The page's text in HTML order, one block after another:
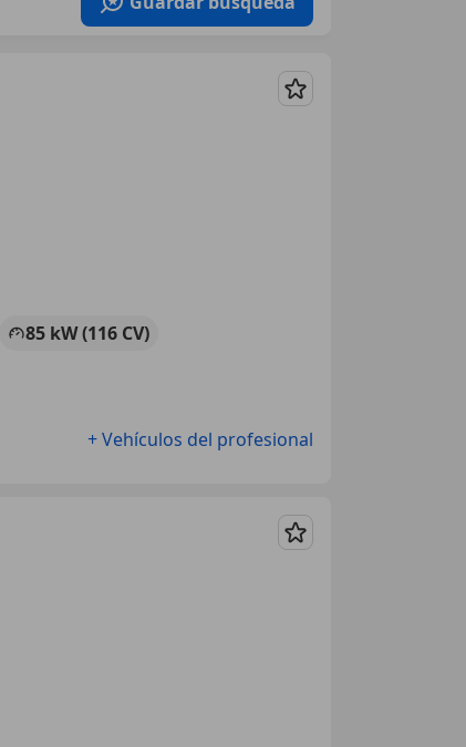
Guardar
85 kW (116 CV)
+ Vehículos del profesional
Guardar